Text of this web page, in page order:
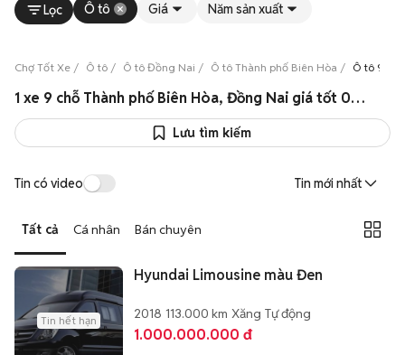
Lọc Ô tô Giá Năm sản xuất
Chợ Tốt Xe Ô tô Ô tô Đồng Nai Ô tô Thành phố Biên Hòa Ô tô 9
1 xe 9 chỗ Thành phố Biên Hòa, Đồng Nai giá tốt 08/2026
Lưu tìm kiếm
Tin có video Tin mới nhất
Tất cả Cá nhân Bán chuyên
Tin hết hạn
Hyundai Limousine màu Đen
2018 113.000 km Xăng Tự động
1.000.000.000 đ